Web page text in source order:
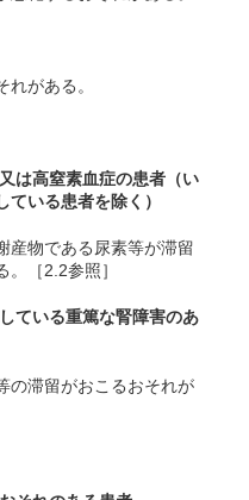
がある。
は高窒素血症の患者（い
いる患者を除く）
産物である尿素等が滞留
。［2.2参照］
ている重篤な腎障害のあ
の滞留がおこるおそれが